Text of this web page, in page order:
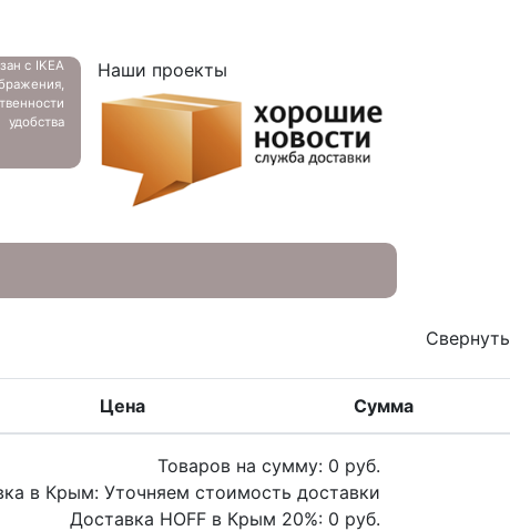
с IKEA
Наши проекты
Свернуть
Цена Сумма
Товаров на сумму: 0 руб.
в Крым: Уточняем стоимость доставки
Доставка HOFF в Крым 20%: 0 руб.